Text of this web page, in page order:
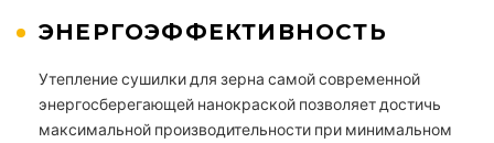
ЭНЕРГОЭФФЕКТИВНОСТЬ
Утепление сушилки для зерна самой современной
энергосберегающей нанокраской позволяет достичь
максимальной производительности при минимальном